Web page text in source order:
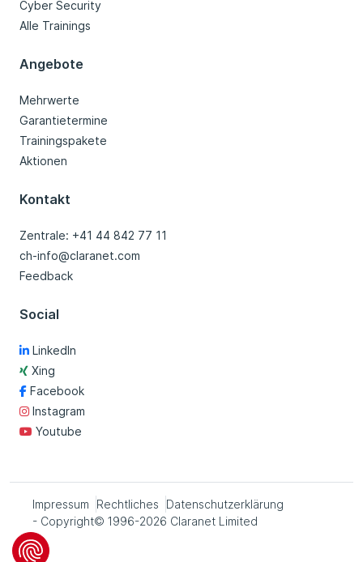
Cyber Security
Alle Trainings
Angebote
Mehrwerte
Garantietermine
Trainingspakete
Aktionen
Kontakt
Zentrale: +41 44 842 77 11
ch-info@claranet.com
Feedback
Social
LinkedIn
Xing
Facebook
Instagram
Youtube
Impressum Rechtliches
Datenschutzerklärung
- Copyright© 1996-2026 Claranet Limited